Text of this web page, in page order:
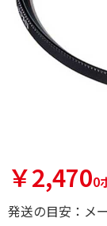
￥2,4700
発送の目安：メ